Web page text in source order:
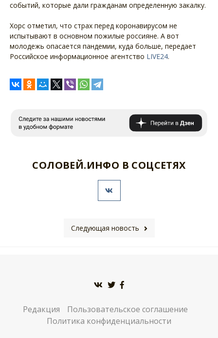
событий, которые дали гражданам определенную закалку.
Хорс отметил, что страх перед коронавирусом не
испытывают в основном пожилые россияне. А вот
молодежь опасается пандемии, куда больше, передает
Российское информационное агентство LIVE24.
СОЛОВЕЙ.ИНФО В СОЦСЕТЯХ
Следующая новость
Редакция
Пользовательское соглашение
Политика конфиденциальности